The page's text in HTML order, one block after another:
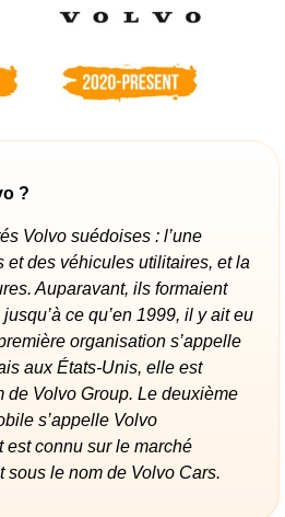
?
Volvo suédoises : l’une
et des véhicules utilitaires, et la
Auparavant, ils formaient
ce qu’en 1999, il y ait eu
organisation s’appelle
aux États-Unis, elle est
de Volvo Group. Le deuxième
s’appelle Volvo
est connu sur le marché
sous le nom de Volvo Cars.